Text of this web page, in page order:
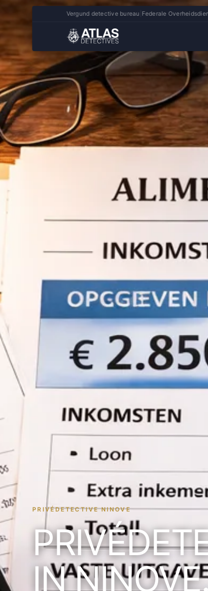
Vergund detective bureau Federale
PRIVÉDETECTIVE NINOVE
IN